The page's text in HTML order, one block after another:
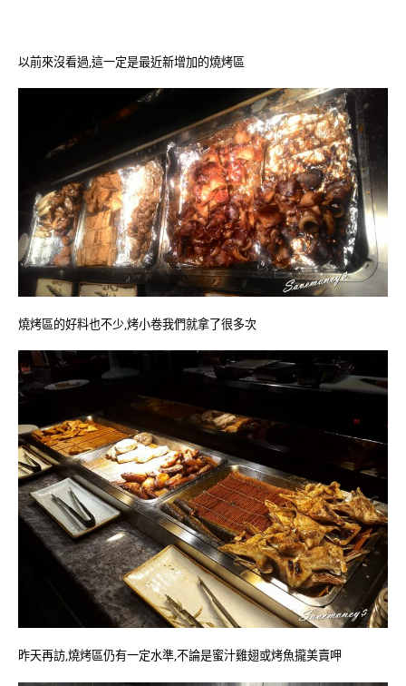
以前來沒看過,這一定是最近新增加的燒烤區
燒烤區的好料也不少,烤小卷我們就拿了很多次
昨天再訪,燒烤區仍有一定水準,不論是蜜汁雞翅或烤魚攏美賣呷